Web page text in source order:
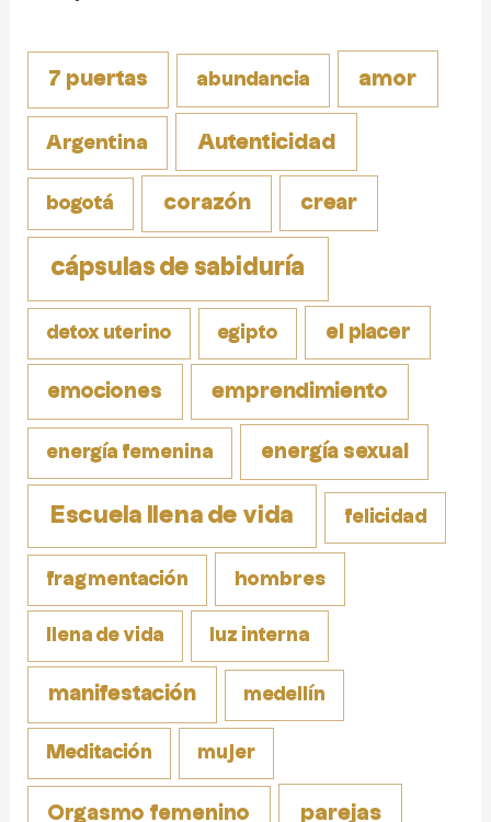
7 puertas abundancia amor
Argentina Autenticidad
bogotá corazón crear
cápsulas de sabiduría
detox uterino egipto el placer
emociones emprendimiento
energía femenina energía sexual
Escuela llena de vida felicidad
fragmentación hombres
llena de vida luz interna
manifestación medellín
Meditación mujer
Orgasmo femenino parejas